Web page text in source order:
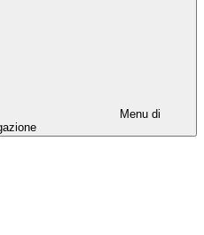
Menu di